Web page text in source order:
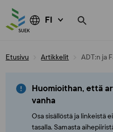
FI
Etusivu Artikkelit ADT:n ja
Huomioithan, että
vanha
Osa sisällöstä ja linkeistä
tasalla. Samasta